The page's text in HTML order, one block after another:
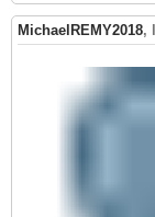
MichaelREMY2018,